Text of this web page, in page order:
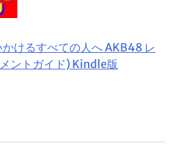
けるすべての人へ AKB48 レ
ントガイド) Kindle版